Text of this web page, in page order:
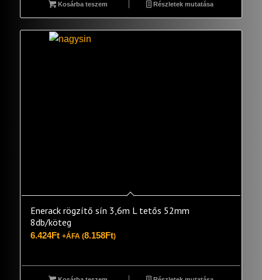
Kosárba teszem Részletek mutatása
Enerack rögzítő sín 3,6m L tetős 52mm
8db/köteg
6.424Ft +ÁFA (8.158Ft)